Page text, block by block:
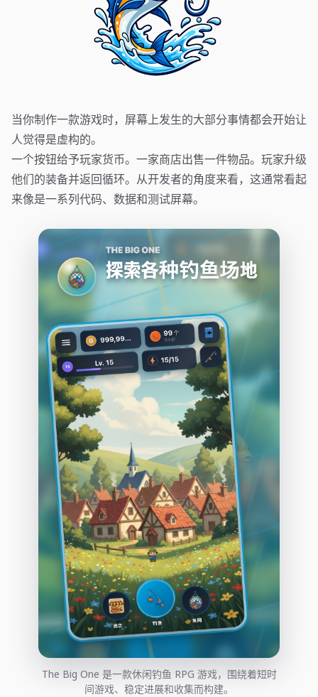
当你制作一款游戏时，屏幕上发生的大部分事情都会开始让
人觉得是虚构的。
一个按钮给予玩家货币。一家商店出售一件物品。玩家升级
他们的装备并返回循环。从开发者的角度来看，这通常看起
来像是一系列代码、数据和测试屏幕。
The Big One 是一款休闲钓鱼 RPG 游戏，围绕着短时
间游戏、稳定进展和收集而构建。